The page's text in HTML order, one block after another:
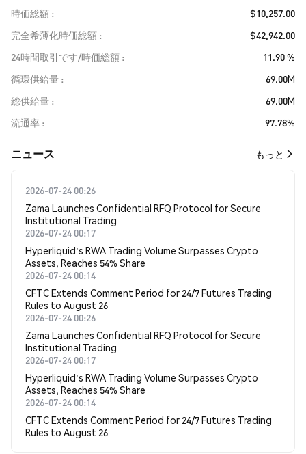
時価総額
$10,257.00
完全希薄化時価総額
$42,942.00
24時間取引です/時価総額
11.90 %
循環供給量
69.00M
総供給量
69.00M
流通率
97.78%
​​ニュース​​ もっと
2026-07-24 00:26
Zama Launches Confidential RFQ Protocol for Secure
Institutional Trading
2026-07-24 00:17
Hyperliquid's RWA Trading Volume Surpasses Crypto
Assets, Reaches 54% Share
2026-07-24 00:14
CFTC Extends Comment Period for 24/7 Futures Trading
Rules to August 26
2026-07-24 00:26
Zama Launches Confidential RFQ Protocol for Secure
Institutional Trading
2026-07-24 00:17
Hyperliquid's RWA Trading Volume Surpasses Crypto
Assets, Reaches 54% Share
2026-07-24 00:14
CFTC Extends Comment Period for 24/7 Futures Trading
Rules to August 26